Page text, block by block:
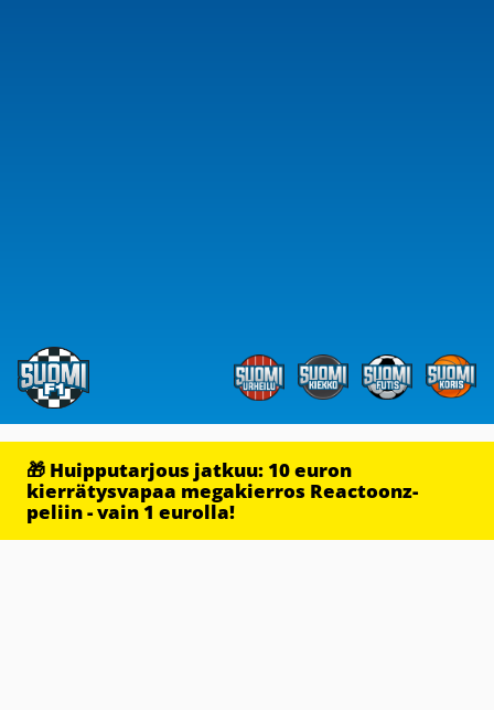
🎁 Huipputarjous jatkuu: 10 euron
kierrätysvapaa megakierros Reactoonz-
peliin - vain 1 eurolla!